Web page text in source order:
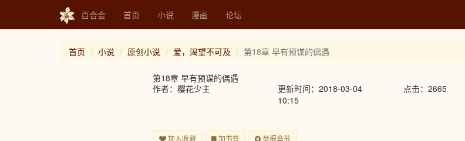
百合会 首页 小说 漫画 论坛
首页 小说 原创小说 爱，渴望不可及 第18章 早有预谋的偶遇
第18章 早有预谋的偶遇
作者：樱花少主
更新时间：2018-03-04
10:15
点击：2665
加入收藏 加书签 举报章节